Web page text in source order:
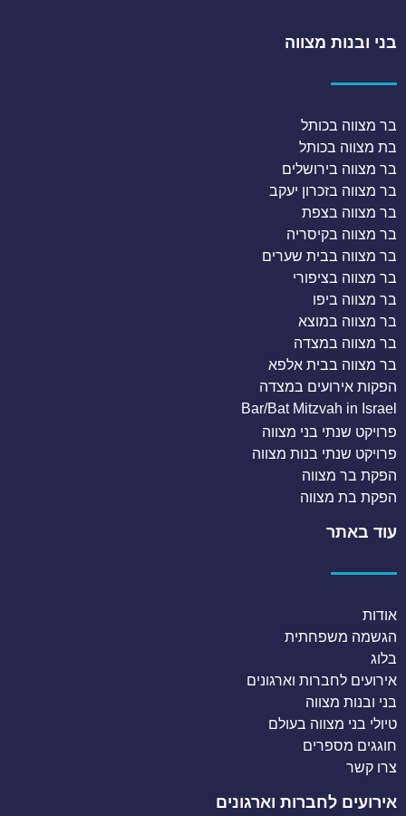
בני ובנות מצווה
בר מצווה בכותל
בת מצווה בכותל
בר מצווה בירושלים
בר מצווה בזכרון יעקב
בר מצווה בצפת
בר מצווה בקיסריה
בר מצווה בבית שערים
בר מצווה בציפורי
בר מצווה ביפו
בר מצווה במוצא
בר מצווה במצדה
בר מצווה בבית אלפא
הפקות אירועים במצדה
Bar/Bat Mitzvah in Israel
פרויקט שנתי בני מצווה
פרויקט שנתי בנות מצווה
הפקת בר מצווה
הפקת בת מצווה
עוד באתר
אודות
הגשמה משפחתית
בלוג
אירועים לחברות וארגונים
בני ובנות מצווה
טיולי בני מצווה בעולם
חוגגים מספרים
צרו קשר
אירועים לחברות וארגונים